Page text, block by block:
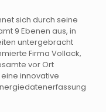
sich durch seine
9 Ebenen aus, in
untergebracht
Firma Vollack,
vor Ort
innovative